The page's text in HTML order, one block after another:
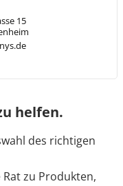
15
helfen.
des richtigen
zu Produkten,